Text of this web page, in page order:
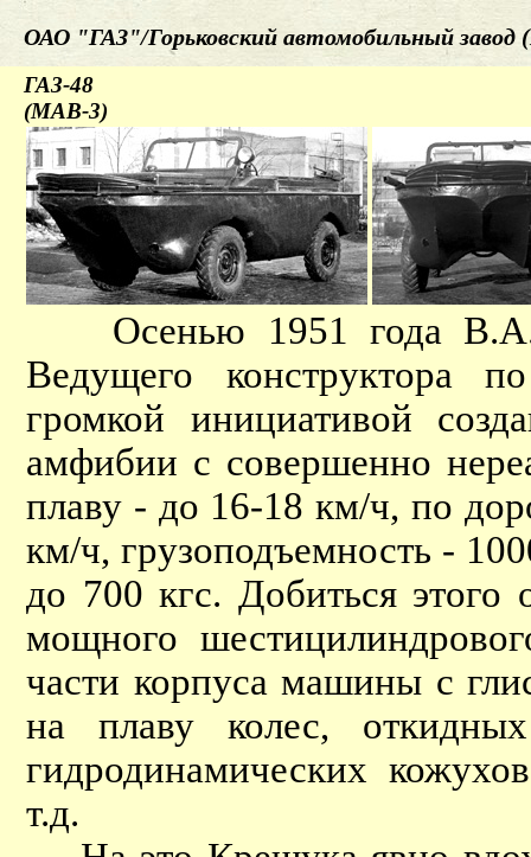
ОАО "ГАЗ"/Горьковский автомобильный завод
ГАЗ-48
(МАВ-3)
Осенью 1951 года В.А.
Ведущего конструктора
громкой инициативой
амфибии с совершенно
плаву - до 16-18 км/ч, по
км/ч, грузоподъемность -
до 700 кгс. Добиться этого
мощного
части корпуса машины с
на плаву колес,
гидродинамических
т.д.